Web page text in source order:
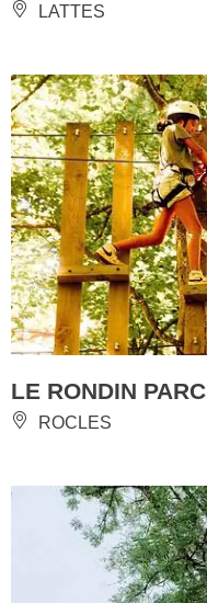
LATTES
LE RONDIN PARC
ROCLES